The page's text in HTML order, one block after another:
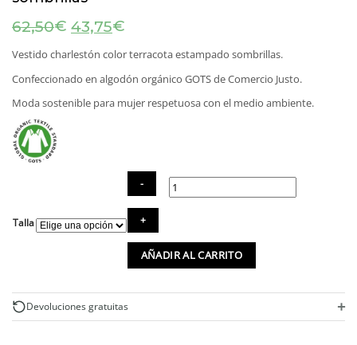
62,50€ El
precio
original
era:
62,50€.
43,75€
actual
es:
43,75€.
Vestido charlestón color terracota estampado sombrillas.
Confeccionado en algodón orgánico GOTS de Comercio Justo.
Moda sostenible para mujer respetuosa con el medio ambiente.
Talla
terracota
estampado
sombrillas
AÑADIR AL CARRITO
Devoluciones gratuitas +